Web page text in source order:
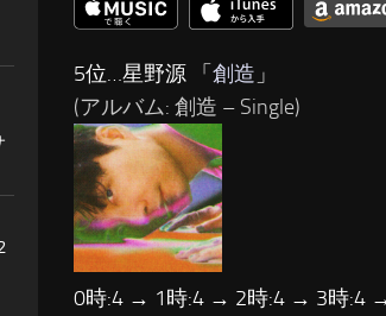
5位…星野源 「 創造 」
(アルバム: 創造 – Single)
0時:4 → 1時:4 → 2時:4 → 3時:4